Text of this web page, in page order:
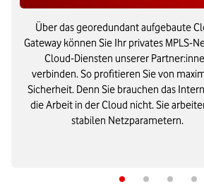
Über das georedundant aufgebaute
Gateway können Sie Ihr privates MPLS-
Cloud-Diensten unserer
verbinden. So profitieren Sie von
Sicherheit. Denn Sie brauchen das
die Arbeit in der Cloud nicht. Sie
stabilen Netzparametern.